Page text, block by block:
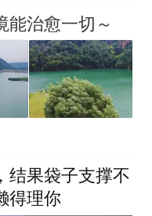
能治愈一切～
结果袋子支撑不
得理你